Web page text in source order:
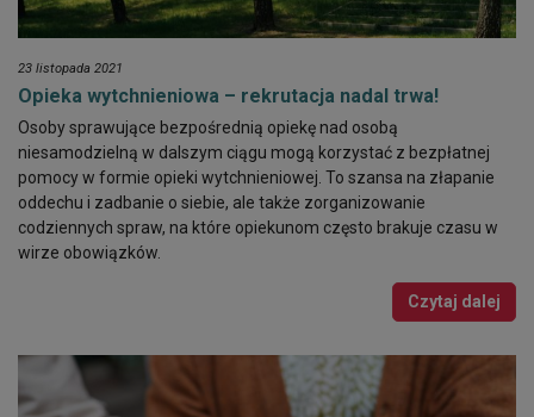
23 listopada 2021
Opieka wytchnieniowa – rekrutacja nadal trwa!
Osoby sprawujące bezpośrednią opiekę nad osobą
niesamodzielną w dalszym ciągu mogą korzystać z bezpłatnej
pomocy w formie opieki wytchnieniowej. To szansa na złapanie
oddechu i zadbanie o siebie, ale także zorganizowanie
codziennych spraw, na które opiekunom często brakuje czasu w
wirze obowiązków.
Czytaj dalej